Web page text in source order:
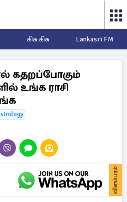
கிசு கிசு Lankasri FM
கதறப்போகும்
உங்க ராசி
விளம்பரம்